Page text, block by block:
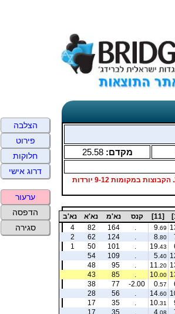
מקדם:25.58
הקבוצה במקום הראשון עולה לליגה הלאומית 2025. הקבוצות במקומות 2-3 עולות למשחקי הפלייאוף 2024. הקבוצות במקומות 9-12 יורדות
[11] קנס נא'מ נא'א
נא'ב
9. 69
164
82
4
8. 80
124
62
2
19. 43
101
50
1
5. 40
109
54
11. 20
95
48
10. 00
85
43
0. 57
-2.00
77
38
14. 60
56
28
10. 31
35
17
4. 08
35
17
הצלבה
פירוט
חלוקות
דרוג אישי
ערעור
הדפסה
סגירה